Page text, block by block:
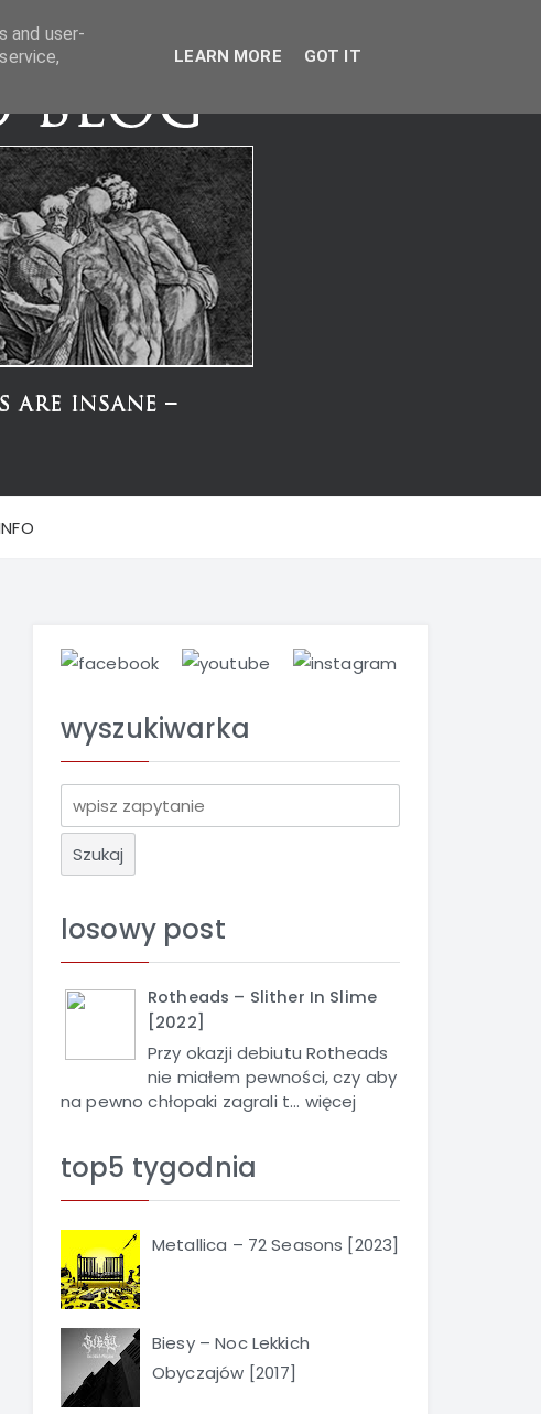
wyszukiwarka
z
u
a
losowy post
Rotheads – Slither In Slime
[2022]
Przy okazji debiutu Rotheads
nie miałem pewności, czy aby
na pewno chłopaki zagrali t... więcej
top5 tygodnia
Metallica – 72 Seasons [2023]
Biesy – Noc Lekkich
Obyczajów [2017]
and user-
LEARN MORE GOT IT